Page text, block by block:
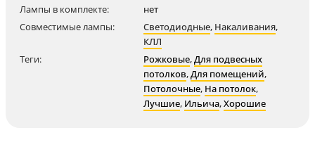
Лампы в комплекте:
нет
Совместимые лампы:
Светодиодные, Накаливания,
КЛЛ
Теги:
Рожковые,Для подвесных
потолков,Для помещений,
Потолочные, На потолок,
Лучшие, Ильича,Хорошие